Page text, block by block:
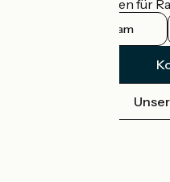
offizielle Leitfaden für
Instagram